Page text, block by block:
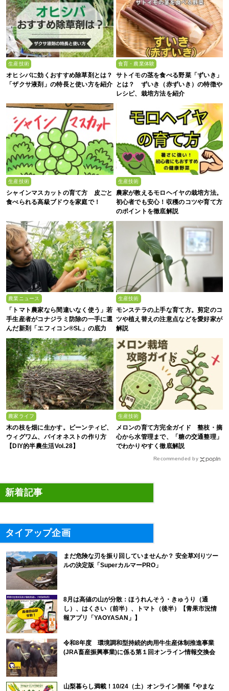
生産技術
オヒシバに効くおすすめ除草剤とは？
「ザクサ液剤」の特長と使い方を紹介
食育・農業体験
サトイモの茎を食べる野菜「ずいき」
とは？ ずいき（赤ずいき）の特徴や
レシピ、栽培方法を紹介
生産技術
シャインマスカットの育て方 皮ごと
食べられる高級ブドウを家庭で！
生産技術
農家が教えるモロヘイヤの栽培方法。
初心者でも安心！収穫のコツや育て方
のポイントを徹底解説
農業ニュース
「トマト農家なら間違いなく使う」若
手生産者がコナジラミ防除の一手に選
んだ新剤「エフィコン®SL」の底力
生産技術
モンステラの上手な育て方。剪定のコ
ツや植え替えの注意点などを愛好家が
解説
農家ライフ
木の枝を畑に生かす。ビーンティピ、
ウィグワム、バイオネストの作り方
【DIY的半農生活Vol.28】
生産技術
メロンの育て方完全ガイド 整枝・摘
心から水管理まで、「糖の交通整理」
でわかりやすく徹底解説
Recommended by
新着記事
タイアップ企画
まだ危険な刃を振り回していませんか？ 安全草刈りツー
ルの決定版「SuperカルマーPRO」
8月は高値の山が分散：ほうれんそう・きゅうり（通
し）、はくさい（前半）、トマト（後半）【青果市況情
報アプリ「YAOYASAN」】
令和8年度 環境調和型持続的肉用牛生産体制推進事業
(JRA畜産振興事業)に係る第１回オンライン情報交換会
山梨暮らし満載！10/24（土）オンライン開催『やまな